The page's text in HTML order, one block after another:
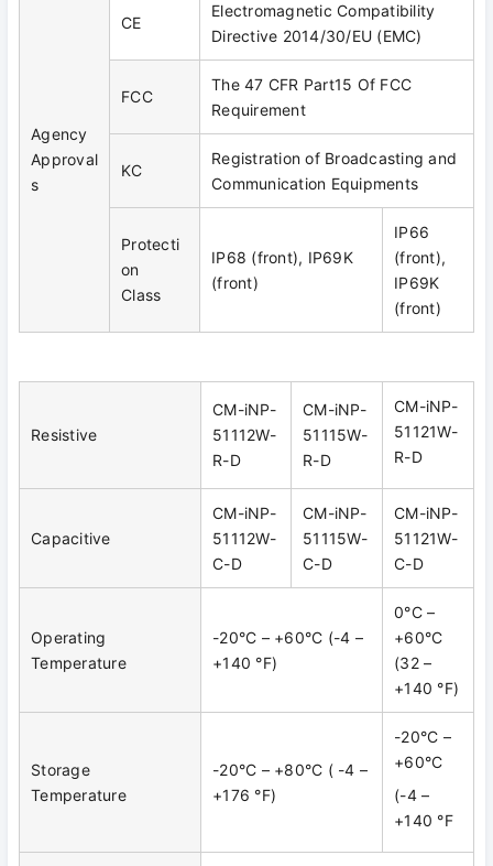
Agency
Approval
s
CE
Electromagnetic Compatibility
Directive 2014/30/EU (EMC)
FCC
The 47 CFR Part15 Of FCC
Requirement
KC
Registration of Broadcasting and
Communication Equipments
Protecti
on
Class
IP68 (front), IP69K
(front)
IP66
(front),
IP69K
(front)
Resistive
CM-iNP-
51112W-
R-D
CM-iNP-
51115W-
R-D
CM-iNP-
51121W-
R-D
Capacitive
CM-iNP-
51112W-
C-D
CM-iNP-
51115W-
C-D
CM-iNP-
51121W-
C-D
Operating
Temperature
-20°C – +60°C (-4 –
+140 °F)
0°C –
+60°C
(32 –
+140 °F)
Storage
Temperature
-20°C – +80°C ( -4 –
+176 °F)
-20°C –
+60°C
(-4 –
+140 °F